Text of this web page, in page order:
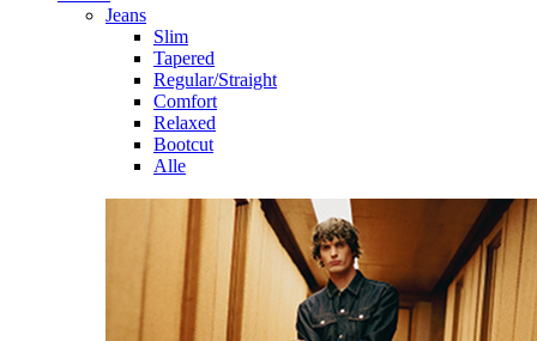
Jeans
Slim
Tapered
Regular/Straight
Comfort
Relaxed
Bootcut
Alle